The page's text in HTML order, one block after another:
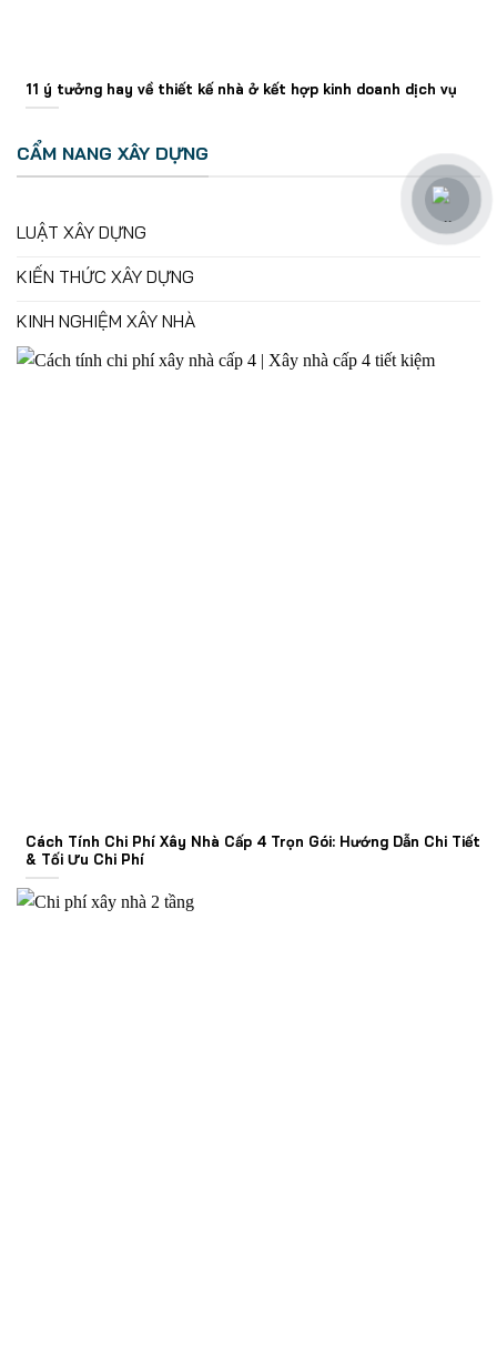
11 ý tưởng hay về thiết kế nhà ở kết hợp kinh doanh dịch vụ
CẨM NANG XÂY DỰNG
LUẬT XÂY DỰNG
KIẾN THỨC XÂY DỰNG
KINH NGHIỆM XÂY NHÀ
Cách Tính Chi Phí Xây Nhà Cấp 4 Trọn Gói: Hướng Dẫn Chi Tiết
& Tối Ưu Chi Phí